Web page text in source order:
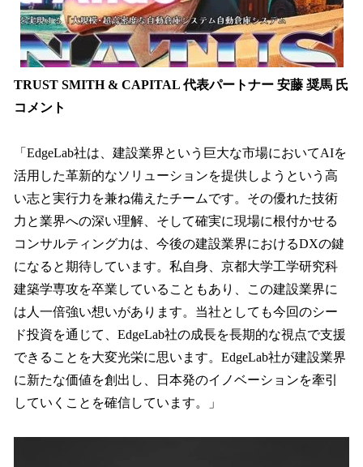
TRUST SMITH & CAPITAL 代表パートナー 安藤 奨馬 氏
コメント
「EdgeLab社は、建設業界という巨大な市場においてAIを
活用した革新的なソリューションを提供しようという高
い志と実行力を兼ね備えたチームです。その優れた技術
力と業界への深い理解、そして確実に現場に根付かせる
コンサルティング力は、今後の建設業界におけるDXの鍵
になると期待しています。私自身、京都大学工学研究科
建築学専攻を卒業していることもあり、この建設業界に
は人一倍強い想いがあります。当社としても今回のシー
ド投資を通じて、EdgeLab社の成長を長期的な視点で支援
できることを大変光栄に思います。EdgeLab社が建設業界
に新たな価値を創出し、日本発のイノベーションを牽引
していくことを確信しています。」